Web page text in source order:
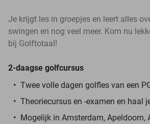
Je krijgt les in groepjes en leert alles
swingen en nog veel meer. Kom nu
bij Golftotaal!
2-daagse golfcursus
Twee volle dagen golfles van een
Theoriecursus en -examen en haal
Mogelijk in Amsterdam, Apeldoorn,